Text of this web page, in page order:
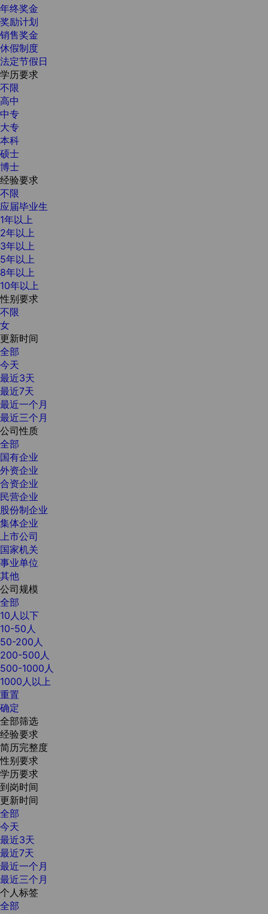
年终奖金
奖励计划
销售奖金
休假制度
法定节假日
学历要求
不限
高中
中专
大专
本科
硕士
博士
经验要求
不限
应届毕业生
1年以上
2年以上
3年以上
5年以上
8年以上
10年以上
性别要求
不限
女
更新时间
全部
今天
最近3天
最近7天
最近一个月
最近三个月
公司性质
全部
国有企业
外资企业
合资企业
民营企业
股份制企业
集体企业
上市公司
国家机关
事业单位
其他
公司规模
全部
10人以下
10-50人
50-200人
200-500人
500-1000人
1000人以上
重置
确定
全部筛选
经验要求
简历完整度
性别要求
学历要求
到岗时间
更新时间
全部
今天
最近3天
最近7天
最近一个月
最近三个月
个人标签
全部